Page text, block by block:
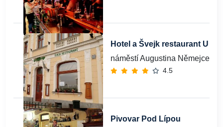
Hotel a Švejk restaurant U
náměstí Augustina Němejce
4.5
Pivovar Pod Lípou